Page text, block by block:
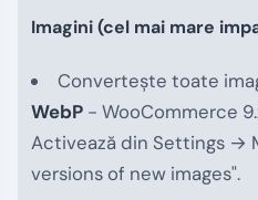
Imagini (cel mai mare
Convertește toate
WebP - WooCommerce
Activează din Settings →
versions of new images".